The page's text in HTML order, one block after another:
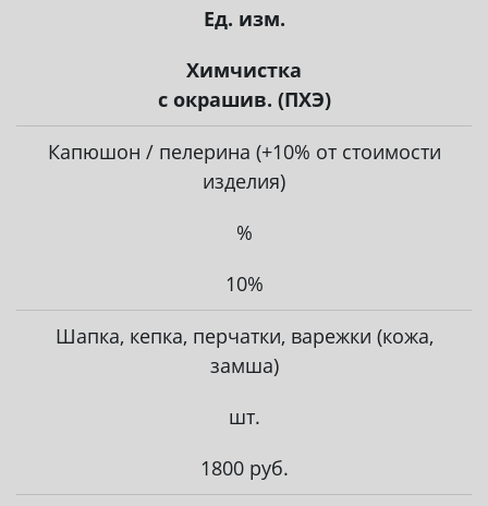
Ед. изм.
Химчистка
с окрашив. (ПХЭ)
Капюшон / пелерина (+10% от стоимости
изделия)
%
10%
Шапка, кепка, перчатки, варежки (кожа,
замша)
шт.
1800 руб.